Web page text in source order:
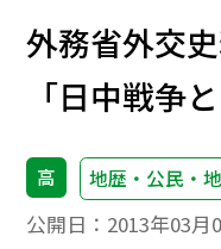
外務省外交
「日中戦争
高 地歴・公民・
公開日： 2013年03月